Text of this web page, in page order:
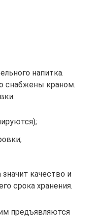
напитка.
снабжены краном.
качество и
срока хранения.
предъявляются